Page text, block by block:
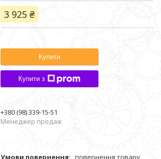
3 925 ₴
Купити
Купити з
+380 (98) 339-15-51
Менеджер продаж
повернення товару